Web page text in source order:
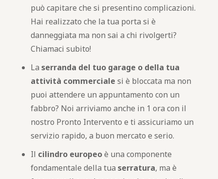
può capitare che si presentino complicazioni.
Hai realizzato che la tua porta si è
danneggiata ma non sai a chi rivolgerti?
Chiamaci subito!
La serranda del tuo garage o della tua
attività commerciale si è bloccata ma non
puoi attendere un appuntamento con un
fabbro? Noi arriviamo anche in 1 ora con il
nostro Pronto Intervento e ti assicuriamo un
servizio rapido, a buon mercato e serio.
Il cilindro europeoè una componente
fondamentale della tua serratura, ma è